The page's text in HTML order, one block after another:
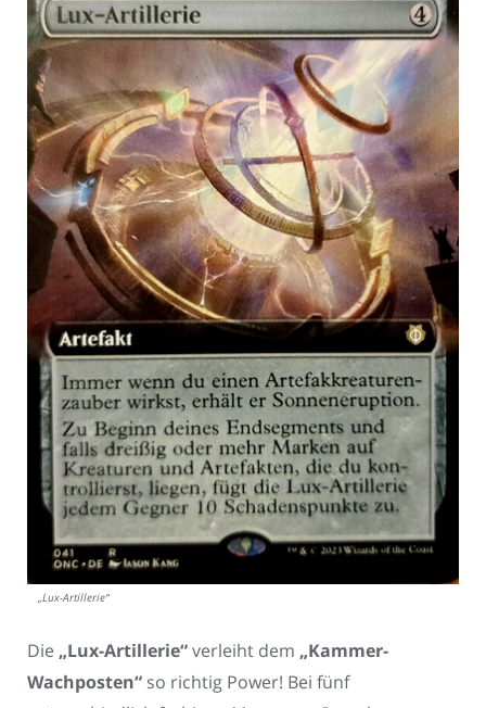
„Lux-Artillerie“
Die „Lux-Artillerie“verleiht dem „Kammer-
Wachposten“ so richtig Power! Bei fünf